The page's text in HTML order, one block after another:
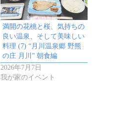
満開の花桃と桜、気持ちの
良い温泉、そして美味しい
料理 (7) “月川温泉郷 野熊
の庄 月川” 朝食編
2026年7月7日
我が家のイベント